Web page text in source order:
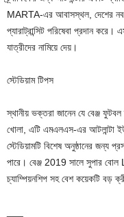
MARTA-এর আবাসস্থল, দেশের
প্যারাট্রান্সিট পরিষেবা প্রদান করে।
যাত্রীদের নামিয়ে দেয়।
স্টেডিয়াম টিপস
স্থানীয় ভক্তরা জানেন যে বেঞ্জ
খোলা, এটি এমএলএস-এর আটলান্টা
স্টেডিয়ামটি বিশেষ অনুষ্ঠানের
পারে। বেঞ্জ 2019 সালে সুপার
চ্যাম্পিয়নশিপ সহ বেশ কয়েকটি বড়